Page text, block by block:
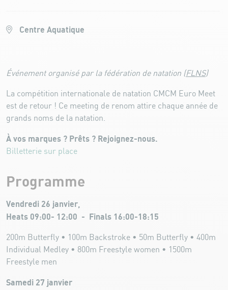
Centre Aquatique
Événement organisé par la fédération de natation (FLNS)
La compétition internationale de natation CMCM Euro Meet
est de retour ! Ce meeting de renom attire chaque année de
grands noms de la natation.
À vos marques ? Prêts ? Rejoignez-nous.
Billetterie sur place
Programme
Vendredi 26 janvier,
Heats 09:00- 12:00 - Finals 16:00-18:15
200m Butterfly • 100m Backstroke • 50m Butterfly • 400m
Individual Medley • 800m Freestyle women • 1500m
Freestyle men
Samedi 27 janvier